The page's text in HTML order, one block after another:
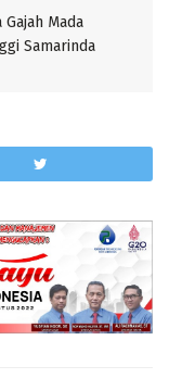
Mada
Samarinda